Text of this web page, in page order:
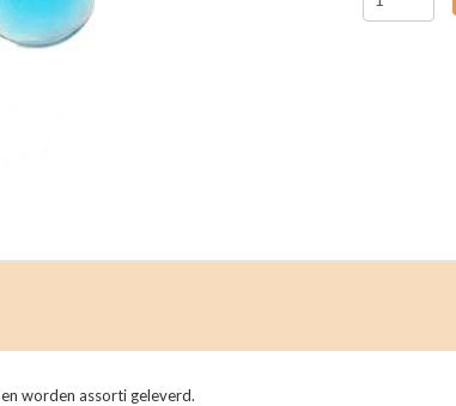
worden assorti geleverd.